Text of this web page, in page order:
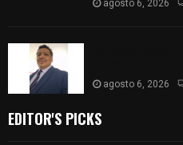
agosto 6, 2026
agosto 6, 2026
EDITOR'S PICKS